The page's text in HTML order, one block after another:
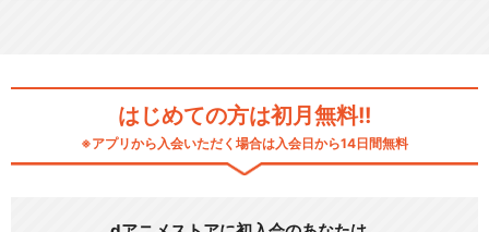
はじめての方は初月無料!!
※アプリから入会いただく場合は入会日から14日間無料